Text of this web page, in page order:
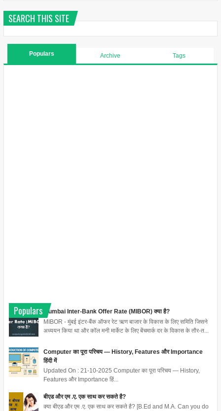
SEARCH THIS SITE
Populars Archive Tags
Populars
Mumbai Inter-Bank Offer Rate (MIBOR) क्या है?
MIBOR - मुंबई इंटर-बैंक ऑफर रेट ऋण बाजार के विकास के लिए समिति जिसने
अध्ययन किया था और कॉल मनी मार्केट के लिए बेंचमार्क दर के विकास के तौर-त...
Computer का पूरा परिचय — History, Features और Importance
हिंदी में
Updated On : 21-10-2025 Computer का पूरा परिचय — History,
Features और Importance हिं...
बीएड और एम .ए. एक साथ कर सकते है?
क्या बीएड और एम .ए. एक साथ कर सकते है? [B.Ed and M.A. Can you do